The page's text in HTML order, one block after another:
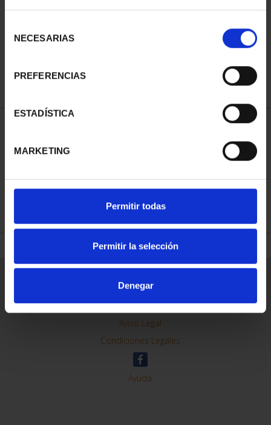
NECESARIAS
PREFERENCIAS
ESTADÍSTICA
MARKETING
Permitir todas
Permitir la selección
Denegar
73,00 €
REFINAR
Contacto
Preguntas Frequentes (FAQs)
Aviso Legal
Condiciones Legales
Ayuda